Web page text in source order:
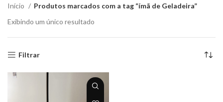
Início
Produtos marcados com a tag “ímã de Geladeira”
Exibindo um único resultado
Filtrar